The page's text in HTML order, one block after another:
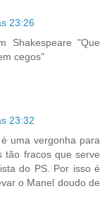
23:26
Shakespeare "Que
cegos"
23:32
uma vergonha para
tão fracos que serve
do PS. Por isso é
o Manel doudo de